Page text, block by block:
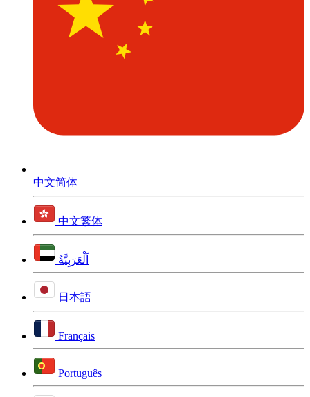
中文简体
中文繁体
اَلْعَرَبِيَّةُ
日本語
Français
Português